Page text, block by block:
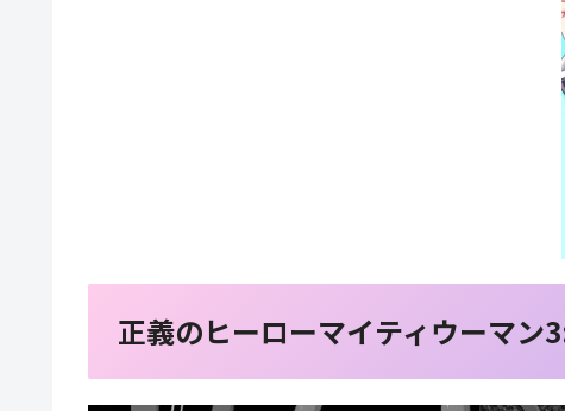
正義のヒーローマイティウーマ